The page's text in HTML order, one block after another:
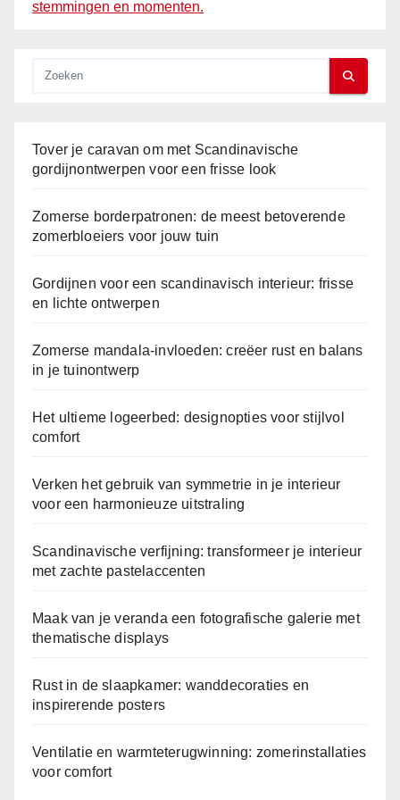
stemmingen en momenten.
Tover je caravan om met Scandinavische
gordijnontwerpen voor een frisse look
Zomerse borderpatronen: de meest betoverende
zomerbloeiers voor jouw tuin
Gordijnen voor een scandinavisch interieur: frisse
en lichte ontwerpen
Zomerse mandala-invloeden: creëer rust en balans
in je tuinontwerp
Het ultieme logeerbed: designopties voor stijlvol
comfort
Verken het gebruik van symmetrie in je interieur
voor een harmonieuze uitstraling
Scandinavische verfijning: transformeer je interieur
met zachte pastelaccenten
Maak van je veranda een fotografische galerie met
thematische displays
Rust in de slaapkamer: wanddecoraties en
inspirerende posters
Ventilatie en warmteterugwinning: zomerinstallaties
voor comfort